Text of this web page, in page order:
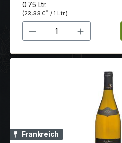
0.75 Ltr.
(23,33 €* / 1 Ltr.)
Produkt Anzahl:
Frankreich